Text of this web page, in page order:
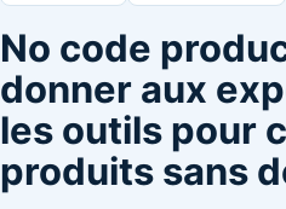
No code
donner aux
les outils pour
produits sans